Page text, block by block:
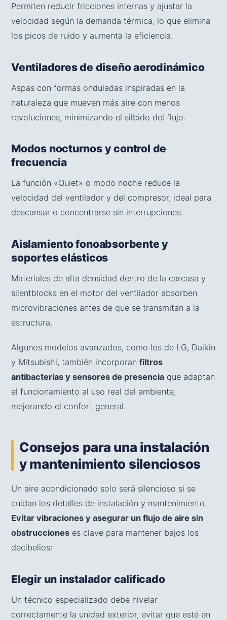
Permiten reducir fricciones internas y ajustar la
velocidad según la demanda térmica, lo que elimina
los picos de ruido y aumenta la eficiencia.
Ventiladores de diseño aerodinámico
Aspas con formas onduladas inspiradas en la
naturaleza que mueven más aire con menos
revoluciones, minimizando el silbido del flujo.
Modos nocturnos y control de
frecuencia
La función «Quiet» o modo noche reduce la
velocidad del ventilador y del compresor, ideal para
descansar o concentrarse sin interrupciones.
Aislamiento fonoabsorbente y
soportes elásticos
Materiales de alta densidad dentro de la carcasa y
silentblocks en el motor del ventilador absorben
microvibraciones antes de que se transmitan a la
estructura.
Algunos modelos avanzados, como los de LG, Daikin
y Mitsubishi, también incorporan filtros
antibacterias y sensores de presencia que adaptan
el funcionamiento al uso real del ambiente,
mejorando el confort general.
Consejos para una instalación
y mantenimiento silenciosos
Un aire acondicionado solo será silencioso si se
cuidan los detalles de instalación y mantenimiento.
Evitar vibraciones y asegurar un flujo de aire sin
obstrucciones es clave para mantener bajos los
decibelios:
Elegir un instalador calificado
Un técnico especializado debe nivelar
correctamente la unidad exterior, evitar que esté en